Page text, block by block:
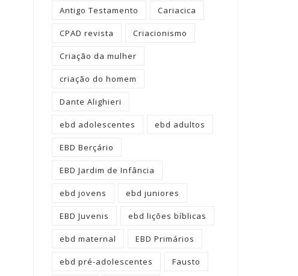
Antigo Testamento Cariacica
CPAD revista Criacionismo
Criação da mulher
criação do homem
Dante Alighieri
ebd adolescentes ebd adultos
EBD Berçário
EBD Jardim de Infância
ebd jovens ebd juniores
EBD Juvenis ebd lições bíblicas
ebd maternal EBD Primários
ebd pré-adolescentes Fausto